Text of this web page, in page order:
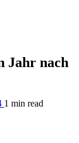
Jahr nach
1 min read